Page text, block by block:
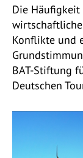
Die Häufigkeit
Konflikte und
BAT-Stiftung
Deutschen